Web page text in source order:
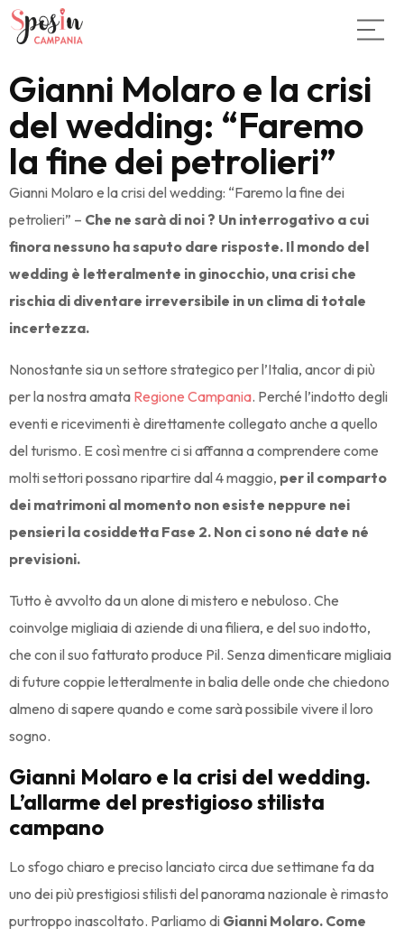
Gianni Molaro e la crisi
del wedding: “Faremo
la fine dei petrolieri”
Gianni Molaro e la crisi del wedding: “Faremo la fine dei
petrolieri” – Che ne sarà di noi ? Un interrogativo a cui
finora nessuno ha saputo dare risposte. Il mondo del
wedding è letteralmente in ginocchio, una crisi che
rischia di diventare irreversibile in un clima di totale
incertezza.
Nonostante sia un settore strategico per l’Italia, ancor di più
per la nostra amata Regione Campania. Perché l’indotto degli
eventi e ricevimenti è direttamente collegato anche a quello
del turismo. E così mentre ci si affanna a comprendere come
molti settori possano ripartire dal 4 maggio, per il comparto
dei matrimoni al momento non esiste neppure nei
pensieri la cosiddetta Fase 2. Non ci sono né date né
previsioni.
Tutto è avvolto da un alone di mistero e nebuloso. Che
coinvolge migliaia di aziende di una filiera, e del suo indotto,
che con il suo fatturato produce Pil. Senza dimenticare migliaia
di future coppie letteralmente in balia delle onde che chiedono
almeno di sapere quando e come sarà possibile vivere il loro
sogno.
Gianni Molaro e la crisi del wedding.
L’allarme del prestigioso stilista
campano
Lo sfogo chiaro e preciso lanciato circa due settimane fa da
uno dei più prestigiosi stilisti del panorama nazionale è rimasto
purtroppo inascoltato. Parliamo di Gianni Molaro. Come